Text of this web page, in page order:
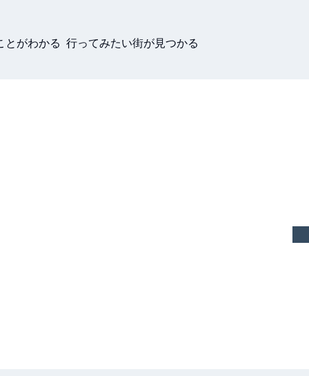
とがわかる 行ってみたい街が見つかる